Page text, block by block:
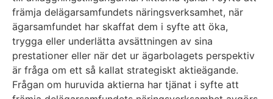
främja delägarsamfundets näringsverksamhet, när
ägarsamfundet har skaffat dem i syfte att öka,
trygga eller underlätta avsättningen av sina
prestationer eller när det ur ägarbolagets perspektiv
är fråga om ett så kallat strategiskt aktieägande.
Frågan om huruvida aktierna har tjänat i syfte att